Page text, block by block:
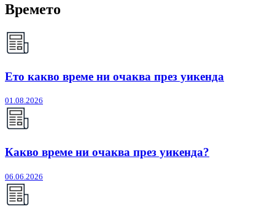
Времето
Ето какво време ни очаква през уикенда
01.08.2026
Какво време ни очаква през уикенда?
06.06.2026